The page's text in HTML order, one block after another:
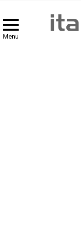
Menu